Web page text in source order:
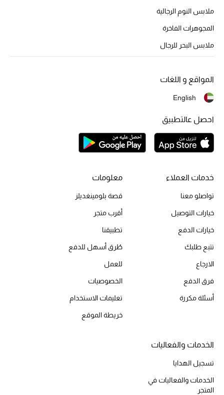
تسوقوا الحقائب
أحذية النسائية
أحذية للأطفال
أبرز المصممين
تسوقوا الأحذية
ملابس النوم الرجالية
المجوهرات الفاخرة
ملابس البحر للرجال
خدمات العملاء
تواصلو معنا
خيارات التوصيل
خيارات الدفع
تتبع طلبك
الارجاع
فرق الدفع
أسئلة مكررة
معلومات
قصة بلومينغديلز
أقرب متجر
تطبيقنا
طُرق أسهل للدفع
للعمل
الخصوصيات
تعليمات الاستخدام
خريطة الموقع
الخدمات والفعاليات
تسجيل الهدايا
الخدمات والفعاليات في
المتجر
المواقع و اللغات
English
احصل عالتطبيق